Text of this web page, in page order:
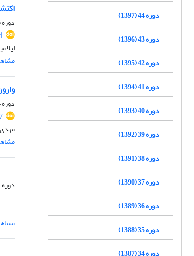
دوره 46، شماره 2، تابستان 1399، صفحه
دوره 44، شماره 3، پاییز 1397، صفحه
دوره 41، شماره 4، زمستان 1394، صفحه
دوره 44 (1397)
دوره 43 (1396)
دوره 42 (1395)
دوره 41 (1394)
دوره 40 (1393)
دوره 39 (1392)
دوره 38 (1391)
دوره 37 (1390)
دوره 36 (1389)
دوره 35 (1388)